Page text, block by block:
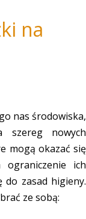
nas środowiska,
szereg nowych
mogą okazać się
ograniczenie ich
do zasad higieny.
ze sobą: